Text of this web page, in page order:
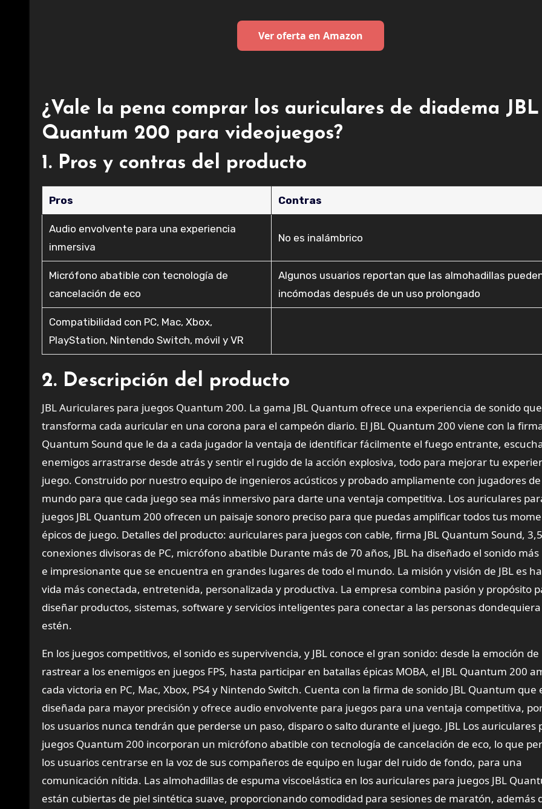
Ver oferta en Amazon
¿Vale la pena comprar los auriculares de diadema JBL
Quantum 200 para videojuegos?
1. Pros y contras del producto
Pros Contras
Audio envolvente para una experiencia
inmersiva
No es inalámbrico
Micrófono abatible con tecnología de
cancelación de eco
Algunos usuarios reportan que las almohadillas
incómodas después de un uso prolongado
Compatibilidad con PC, Mac, Xbox,
PlayStation, Nintendo Switch, móvil y VR
2. Descripción del producto
JBL Auriculares para juegos Quantum 200. La gama JBL Quantum ofrece una experiencia de sonido que
transforma cada auricular en una corona para el campeón diario. El JBL Quantum 200 viene con la
Quantum Sound que le da a cada jugador la ventaja de identificar fácilmente el fuego entrante,
enemigos arrastrarse desde atrás y sentir el rugido de la acción explosiva, todo para mejorar tu
juego. Construido por nuestro equipo de ingenieros acústicos y probado ampliamente con jugadores
mundo para que cada juego sea más inmersivo para darte una ventaja competitiva. Los auriculares
juegos JBL Quantum 200 ofrecen un paisaje sonoro preciso para que puedas amplificar todos tus
épicos de juego. Detalles del producto: auriculares para juegos con cable, firma JBL Quantum Sound,
conexiones divisoras de PC, micrófono abatible Durante más de 70 años, JBL ha diseñado el sonido más
e impresionante que se encuentra en grandes lugares de todo el mundo. La misión y visión de JBL es
vida más conectada, entretenida, personalizada y productiva. La empresa combina pasión y propósito
diseñar productos, sistemas, software y servicios inteligentes para conectar a las personas
estén.
En los juegos competitivos, el sonido es supervivencia, y JBL conoce el gran sonido: desde la emoción de
rastrear a los enemigos en juegos FPS, hasta participar en batallas épicas MOBA, el JBL Quantum 200
cada victoria en PC, Mac, Xbox, PS4 y Nintendo Switch. Cuenta con la firma de sonido JBL Quantum que
diseñada para mayor precisión y ofrece audio envolvente para juegos para una ventaja competitiva,
los usuarios nunca tendrán que perderse un paso, disparo o salto durante el juego. JBL Los auriculares
juegos Quantum 200 incorporan un micrófono abatible con tecnología de cancelación de eco, lo que
los usuarios centrarse en la voz de sus compañeros de equipo en lugar del ruido de fondo, para una
comunicación nítida. Las almohadillas de espuma viscoelástica en los auriculares para juegos JBL
están cubiertas de piel sintética suave, proporcionando comodidad para sesiones de maratón, además